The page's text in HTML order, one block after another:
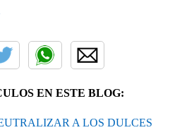
EN ESTE BLOG:
A LOS DULCES